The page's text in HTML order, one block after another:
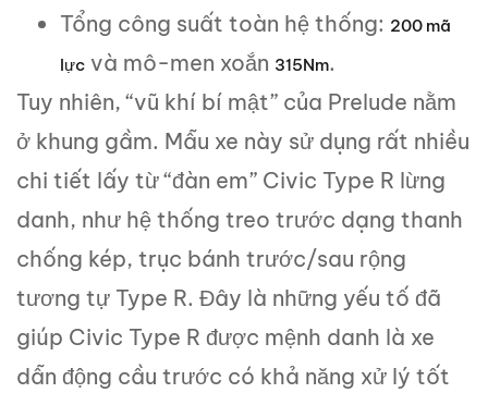
Tổng công suất toàn hệ thống: 200 mã
lực và mô-men xoắn 315Nm.
Tuy nhiên, “vũ khí bí mật” của Prelude nằm
ở khung gầm. Mẫu xe này sử dụng rất nhiều
chi tiết lấy từ “đàn em” Civic Type R lừng
danh, như hệ thống treo trước dạng thanh
chống kép, trục bánh trước/sau rộng
tương tự Type R. Đây là những yếu tố đã
giúp Civic Type R được mệnh danh là xe
dẫn động cầu trước có khả năng xử lý tốt